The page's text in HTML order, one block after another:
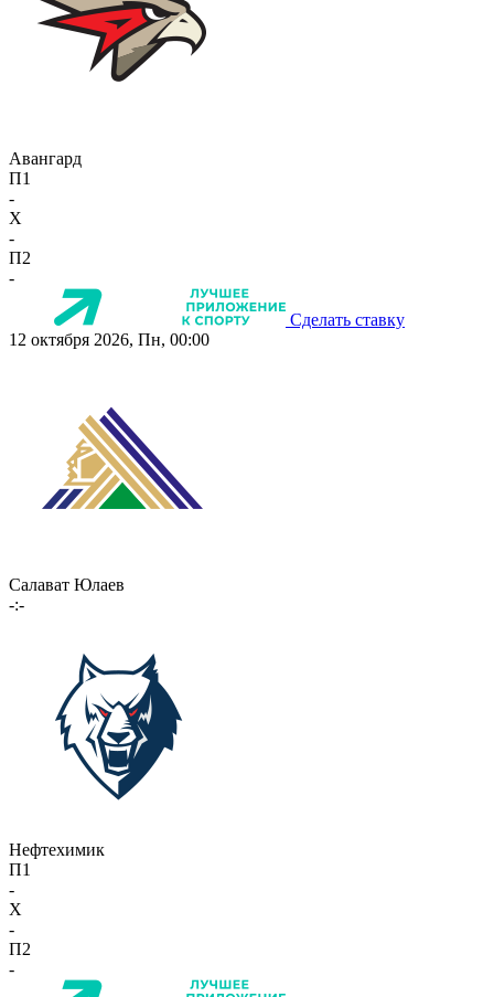
Авангард
П1
-
X
-
П2
-
Сделать ставку
12 октября 2026, Пн, 00:00
Салават Юлаев
-:-
Нефтехимик
П1
-
X
-
П2
-